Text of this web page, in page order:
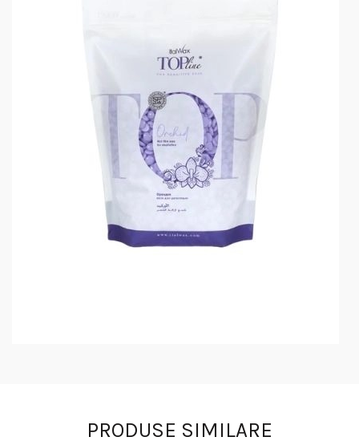
PRODUSE SIMILARE